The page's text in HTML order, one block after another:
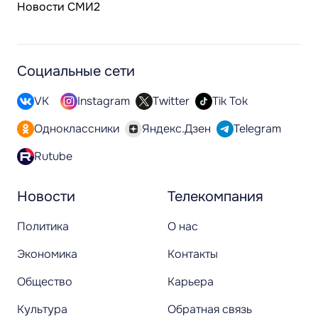
Новости СМИ2
Новости
Политика
Экономика
Общество
Культура
Телекомпания
О нас
Контакты
Карьера
Обратная связь
Социальные сети
VK Instagram Twitter
Tik Tok
Одноклассники
Яндекс.Дзен
Telegram
Rutube